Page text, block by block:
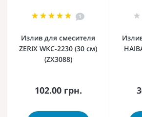
1
Излив для смесителя
ZERIX WKC-2230 (30 см)
(ZX3088)
102.00 грн.